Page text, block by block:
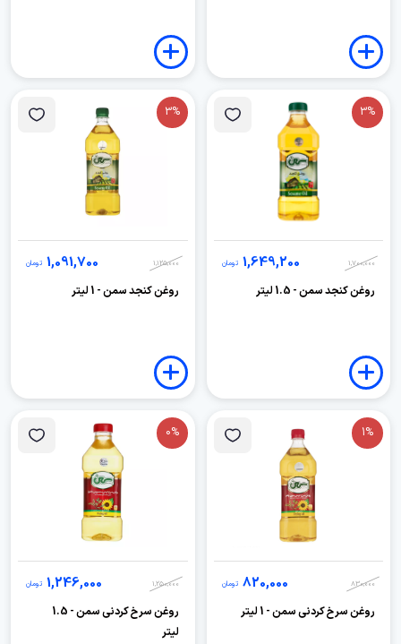
3%
1,700,000
1,649,200 تومان
روغن کنجد سمن - 1.5 لیتر
3%
1,125,000
1,091,700 تومان
روغن کنجد سمن - 1 لیتر
1%
830,000
820,000 تومان
روغن سرخ کردنی سمن - 1 لیتر
0%
1,250,000
1,246,000 تومان
روغن سرخ کردنی سمن - 1.5
لیتر